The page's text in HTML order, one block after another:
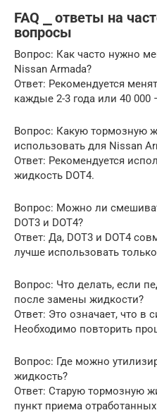
FAQ ⎯ ответы на
вопросы
Вопрос: Как часто нужно
Nissan Armada?
Ответ: Рекомендуется
каждые 2-3 года или 40 000
Вопрос: Какую тормозную
использовать для Nissan
Ответ: Рекомендуется
жидкость DOT4.
Вопрос: Можно ли
DOT3 и DOT4?
Ответ: Да, DOT3 и DOT4
лучше использовать
Вопрос: Что делать, если
после замены жидкости?
Ответ: Это означает, что в
Необходимо повторить
Вопрос: Где можно
жидкость?
Ответ: Старую тормозную
пункт приема